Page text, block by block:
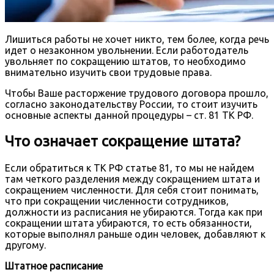
Лишиться работы не хочет никто, тем более, когда речь
идет о незаконном увольнении. Если работодатель
увольняет по сокращению штатов, то необходимо
внимательно изучить свои трудовые права.
Чтобы Ваше расторжение трудового договора прошло,
согласно законодательству России, то стоит изучить
основные аспекты данной процедуры – ст. 81 ТК РФ.
Что означает сокращение штата?
Если обратиться к ТК РФ статье 81, то мы не найдем
там четкого разделения между сокращением штата и
сокращением численности. Для себя стоит понимать,
что при сокращении численности сотрудников,
должности из расписания не убираются. Тогда как при
сокращении штата убираются, то есть обязанности,
которые выполнял раньше один человек, добавляют к
другому.
Штатное расписание